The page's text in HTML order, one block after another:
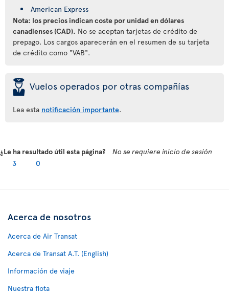
American Express
Nota: los precios indican coste por unidad en dólares
canadienses (CAD). No se aceptan tarjetas de crédito de
prepago. Los cargos aparecerán en el resumen de su tarjeta
de crédito como "VAB".
þ Vuelos operados por otras compañías
Lea esta notificación importante.
¿Le ha resultado útil esta página?
No se requiere inicio de sesión
3
0
Acerca de nosotros
Acerca de Air Transat
Acerca de Transat A.T. (English)
Información de viaje
Nuestra flota